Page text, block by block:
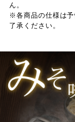
ん。
※各商品の仕様は
了承ください。